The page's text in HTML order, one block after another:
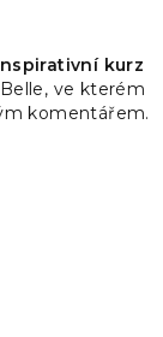
kurz
ve kterém
komentářem.